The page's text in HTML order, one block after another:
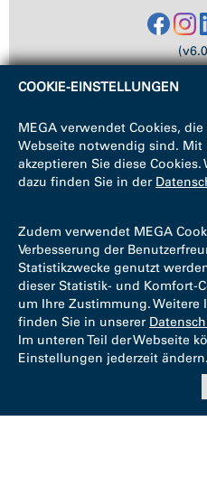
COOKIE-EINSTELLUNGEN
MEGA verwendet Cookies,
Webseite notwendig sind. Mit
akzeptieren Sie diese
dazu finden Sie in der
Zudem verwendet MEGA
Verbesserung der
Statistikzwecke genutzt
dieser Statistik- und Komfort-
um Ihre Zustimmung. Weitere
finden Sie in unserer
Im unteren Teil der Webseite
Einstellungen jederzeit ändern.